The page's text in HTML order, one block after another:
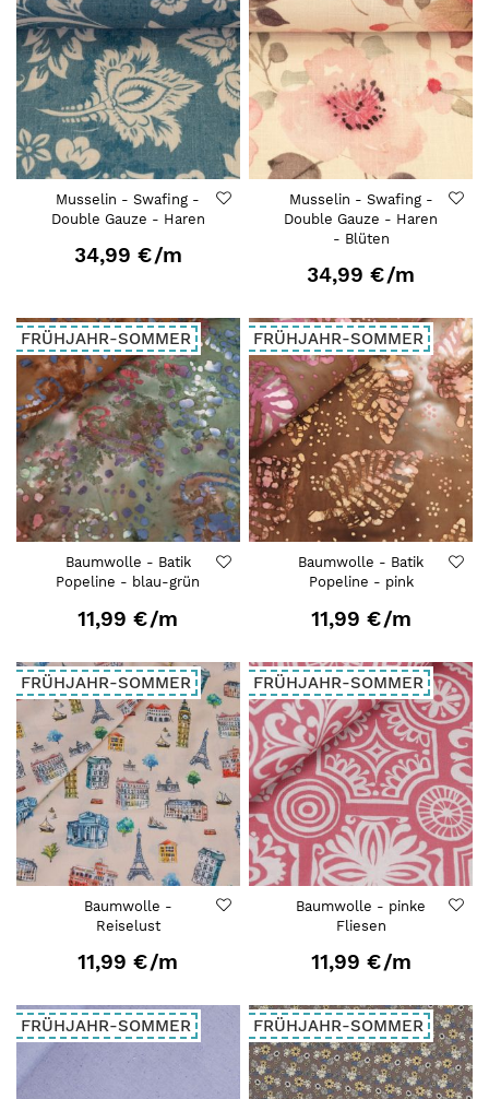
Musselin - Swafing -
Double Gauze - Haren
34,99 €/m
Musselin - Swafing -
Double Gauze - Haren
- Blüten
34,99 €/m
FRÜHJAHR-SOMMER
Baumwolle - Batik
Popeline - blau-grün
11,99 €/m
FRÜHJAHR-SOMMER
Baumwolle - Batik
Popeline - pink
11,99 €/m
FRÜHJAHR-SOMMER
Baumwolle -
Reiselust
11,99 €/m
FRÜHJAHR-SOMMER
Baumwolle - pinke
Fliesen
11,99 €/m
FRÜHJAHR-SOMMER FRÜHJAHR-SOMMER